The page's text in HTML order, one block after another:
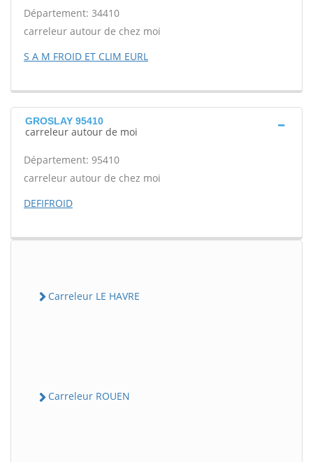
Département: 34410
carreleur autour de chez moi
S A M FROID ET CLIM EURL
GROSLAY 95410
carreleur autour de moi
Département: 95410
carreleur autour de chez moi
DEFIFROID
Carreleur LE HAVRE
Carreleur ROUEN